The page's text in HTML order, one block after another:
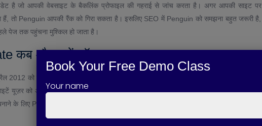
है जो आपकी वेबसाइट के बैकलिंक प्रोफाइल की गहराई से जांच करता है। अगर आपकी साइट पर
तो Penguin आपकी रैंक को गिरा सकता है। इसलिए SEO में Penguin को समझना बहुत जरूरी है,
पेज तक पहुंचना मुश्किल हो जाता है।
कब और क्यों लॉन्च हुआ?
को लॉन्च हुआ था। उस समय गूगल के सर्च रिजल्ट्स में बहुत सारी ऐसी वेबसाइटें रैंक कर रही थीं
यूज़र को अच्छा कंटेंट नहीं देती थीं, लेकिन फिर भी top results में दिखाई देती थीं। Google ने इस
के लिए Penguin Update जारी किया। यह अपडेट धीरे-धीरे दुनिया भर की लगभग सभी वेबसाइट्स
Book Your Free Demo Class
Your name